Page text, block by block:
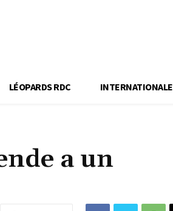
LÉOPARDS RDC INTERNATIONALE
a un